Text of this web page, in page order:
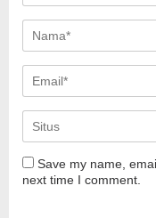
Save my name,
next time I comment.